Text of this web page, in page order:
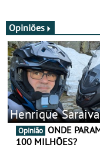
Opiniões
Henrique Saraiva
Opinião
100 MILHÕES?